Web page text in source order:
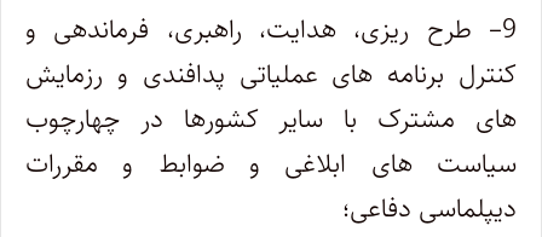
9– طرح ریزی، هدایت، راهبری، فرماندهی و
کنترل برنامه های عملیاتی پدافندی و رزمایش
های مشترک با سایر کشورها در چهارچوب
سیاست های ابلاغی و ضوابط و مقررات
دیپلماسی دفاعی؛